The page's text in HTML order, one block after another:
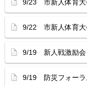
9/23 市新人体育大
9/22 市新人体育大
9/19 新人戦激励会
9/19 防災フォーラ